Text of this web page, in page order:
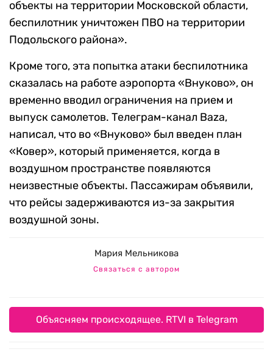
объекты на территории Московской области,
беспилотник уничтожен ПВО на территории
Подольского района».
Кроме того, эта попытка атаки беспилотника
сказалась на работе аэропорта «Внуково», он
временно вводил ограничения на прием и
выпуск самолетов. Телеграм-канал Baza,
написал, что во «Внуково» был введен план
«Ковер», который применяется, когда в
воздушном пространстве появляются
неизвестные объекты. Пассажирам объявили,
что рейсы задерживаются из-за закрытия
воздушной зоны.
Мария Мельникова
Связаться с автором
Объясняем происходящее. RTVI в Telegram